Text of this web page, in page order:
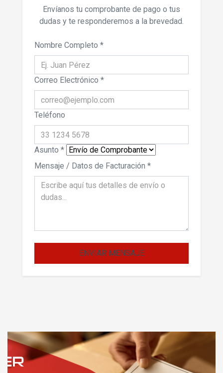
Envíanos tu comprobante de pago o tus
dudas y te responderemos a la brevedad.
Nombre Completo *
Correo Electrónico *
Teléfono
Asunto *
Mensaje / Datos de Facturación *
ENVIAR MENSAJE